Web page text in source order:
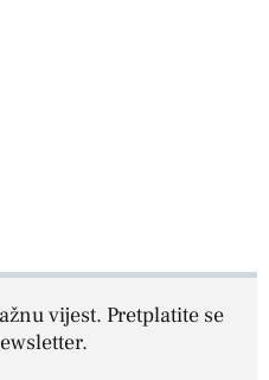
vijest. Pretplatite se